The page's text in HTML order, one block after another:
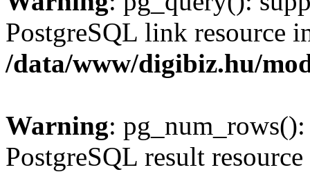
PostgreSQL link resource
/data/www/digibiz.hu/
Warning:
PostgreSQL result